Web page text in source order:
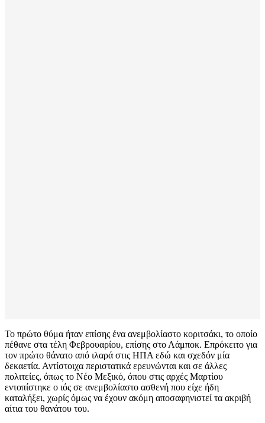
Το πρώτο θύμα ήταν επίσης ένα ανεμβολίαστο κοριτσάκι, το οποίο
πέθανε στα τέλη Φεβρουαρίου, επίσης στο Λάμποκ. Επρόκειτο για
τον πρώτο θάνατο από ιλαρά στις ΗΠΑ εδώ και σχεδόν μία
δεκαετία. Αντίστοιχα περιστατικά ερευνώνται και σε άλλες
πολιτείες, όπως το Νέο Μεξικό, όπου στις αρχές Μαρτίου
εντοπίστηκε ο ιός σε ανεμβολίαστο ασθενή που είχε ήδη
καταλήξει, χωρίς όμως να έχουν ακόμη αποσαφηνιστεί τα ακριβή
αίτια του θανάτου του.